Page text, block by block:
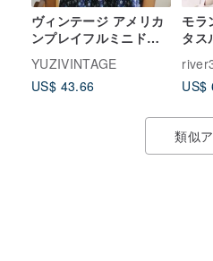
ヴィンテージ アメリカ
ンプレイフルミニドレ
ス
YUZIVINTAGE
US$ 43.66
モラ
タス
スリ
ンテ
US$
類似